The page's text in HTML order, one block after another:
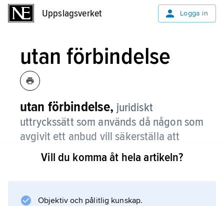
Uppslagsverket Logga in
utan förbindelse
utan förbindelse, juridiskt
uttryckssätt som används då någon som
avgivit ett anbud vill säkerställa att
anbudet inte kan uppfattas som
bindande utan fritt kan återkallas.
Vill du komma åt hela artikeln?
Objektiv och pålitlig kunskap.